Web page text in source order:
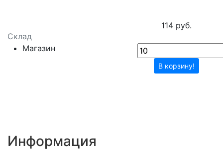
Склад
Магазин
114 руб.
В корзину!
Информация